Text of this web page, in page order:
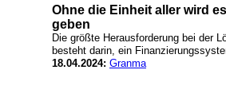
Ohne die Einheit aller wird
geben
Die größte Herausforderung bei der
besteht darin, ein
18.04.2024: Granma